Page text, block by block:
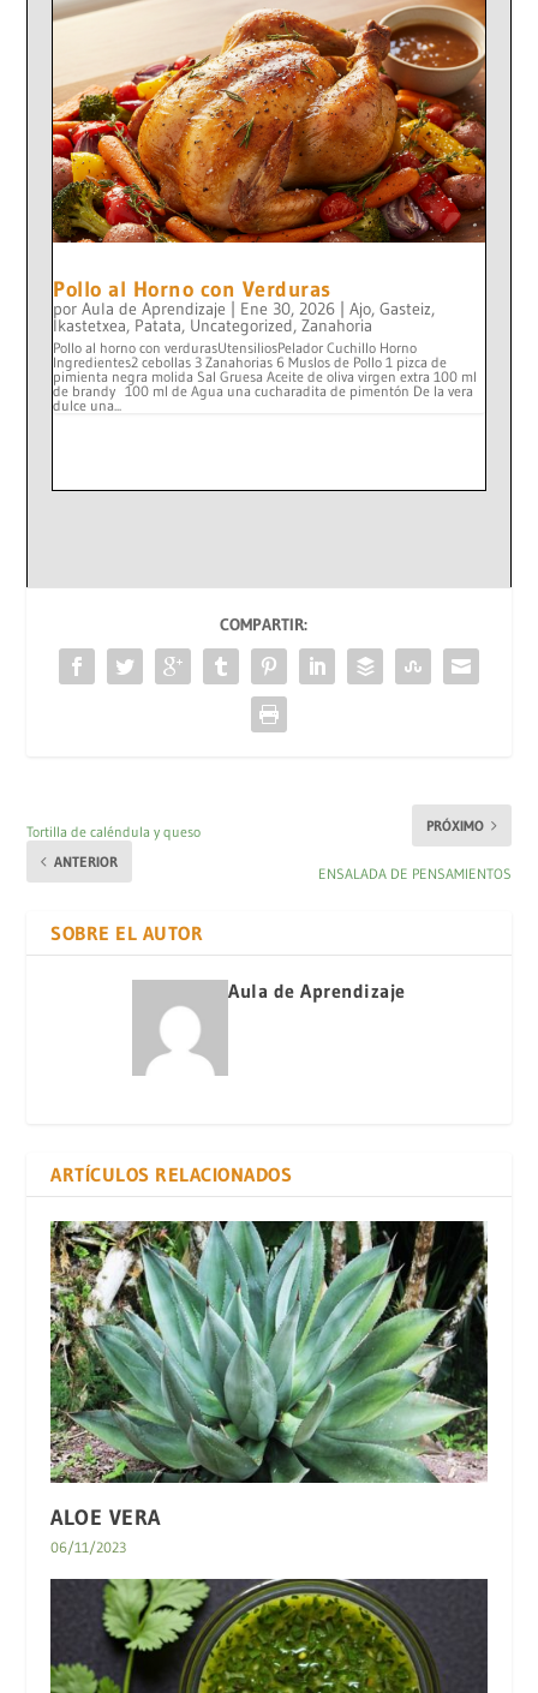
Pollo al Horno con Verduras
porAula de Aprendizaje | Ene 30, 2026 |Ajo,Gasteiz,
Ikastetxea, Patata, Uncategorized,Zanahoria
Pollo al horno con verdurasUtensiliosPelador Cuchillo Horno
Ingredientes2 cebollas 3 Zanahorias 6 Muslos de Pollo 1 pizca de
pimienta negra molida Sal Gruesa Aceite de oliva virgen extra 100 ml
de brandy 100 ml de Agua una cucharadita de pimentón De la vera
dulce una...
COMPARTIR:
Tortilla de caléndula y queso
ANTERIOR
PRÓXIMO
ENSALADA DE PENSAMIENTOS
SOBRE EL AUTOR
Aula de Aprendizaje
ARTÍCULOS RELACIONADOS
ALOE VERA
06/11/2023